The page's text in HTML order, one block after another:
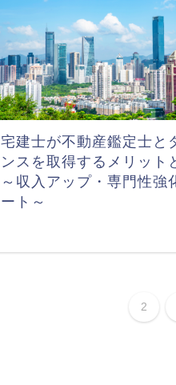
宅建士が不動産鑑定士と
ンスを取得するメリット
～収入アップ・専門性強
ート～
2